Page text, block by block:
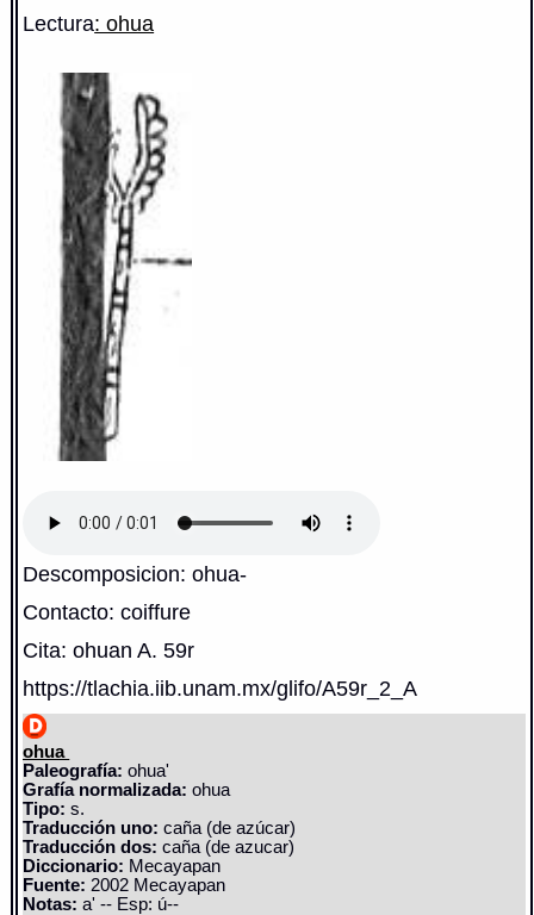
Lectura: ohua
Descomposicion: ohua-
Contacto: coiffure
Cita: ohuan A. 59r
https://tlachia.iib.unam.mx/glifo/A59r_2_A
ohua
Paleografía: ohua'
Grafía normalizada: ohua
Tipo: s.
Traducción uno: caña (de azúcar)
Traducción dos: caña (de azucar)
Diccionario: Mecayapan
Fuente: 2002 Mecayapan
Notas: a' -- Esp: ú--